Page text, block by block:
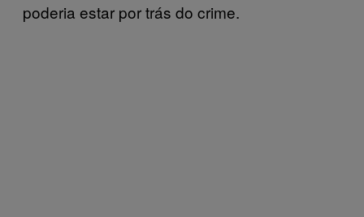
poderia estar por trás do crime.